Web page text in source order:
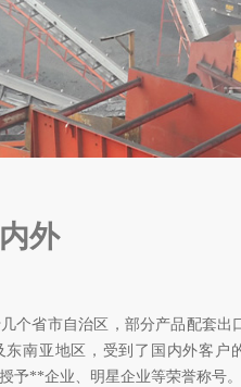
外
个省市自治区，部分产品配套出
东南亚地区，受到了国内外客户
予**企业、明星企业等荣誉称号。